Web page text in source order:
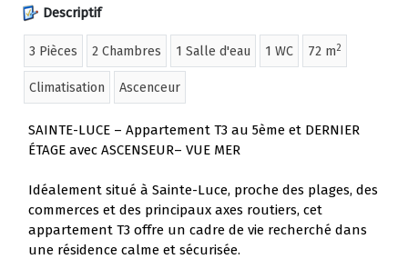
Descriptif
3 Pièces 2 Chambres 1 Salle d'eau 1 WC 72 m2
Climatisation Ascenceur
SAINTE-LUCE – Appartement T3 au 5ème et DERNIER
ÉTAGE avec ASCENSEUR– VUE MER
Idéalement situé à Sainte-Luce, proche des plages, des
commerces et des principaux axes routiers, cet
appartement T3 offre un cadre de vie recherché dans
une résidence calme et sécurisée.